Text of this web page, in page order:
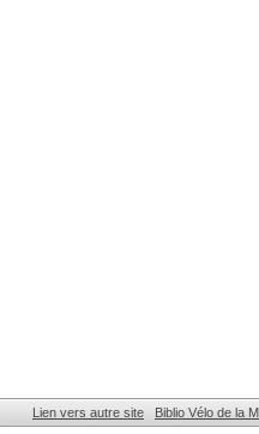
Lien vers autre site Biblio Vélo de la